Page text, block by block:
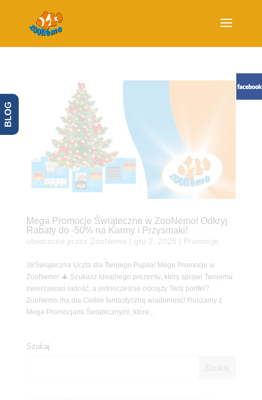
Mega Promocje Świąteczne w ZooNemo! Odkryj
Rabaty do -50% na Karmy i Przysmaki!
utworzone przez ZooNemo gru 2, 2025 Promocje
38Świąteczna Uczta dla Twojego Pupila! Mega Promocje w
ZooNemo! 🎄 Szukasz idealnego prezentu, który sprawi Twojemu
zwierzakowi radość, a jednocześnie odciąży Twój portfel?
ZooNemo ma dla Ciebie fantastyczną wiadomość! Ruszamy z
Mega Promocjami Świątecznymi, które...
Szukaj
BLOG